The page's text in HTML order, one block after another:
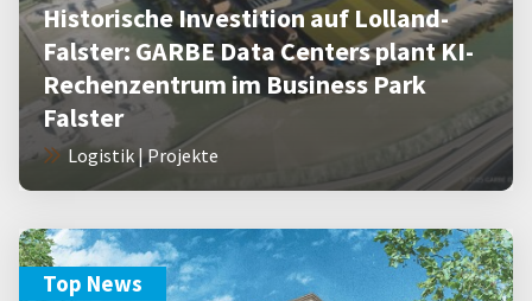
Historische Investition auf Lolland-
Falster: GARBE Data Centers plant KI-
Rechenzentrum im Business Park
Falster
Logistik | Projekte
Top News